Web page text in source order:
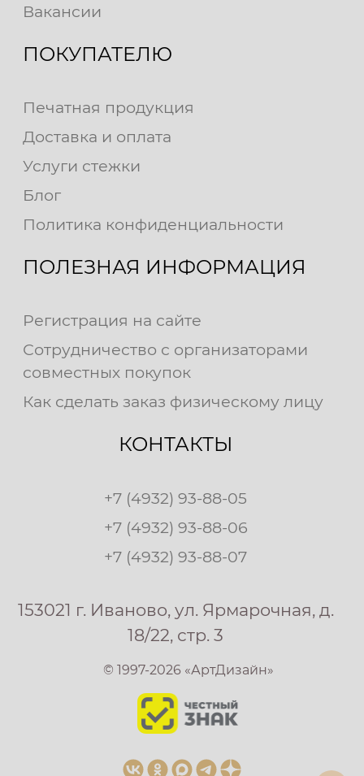
Вакансии
ПОКУПАТЕЛЮ
Печатная продукция
Доставка и оплата
Услуги стежки
Блог
Политика конфиденциальности
ПОЛЕЗНАЯ ИНФОРМАЦИЯ
Регистрация на сайте
Сотрудничество с организаторами
совместных покупок
Как сделать заказ физическому лицу
КОНТАКТЫ
+7 (4932) 93-88-05
+7 (4932) 93-88-06
+7 (4932) 93-88-07
153021 г. Иваново, ул. Ярмарочная, д.
18/22, стр. 3
© 1997-2026 «АртДизайн»